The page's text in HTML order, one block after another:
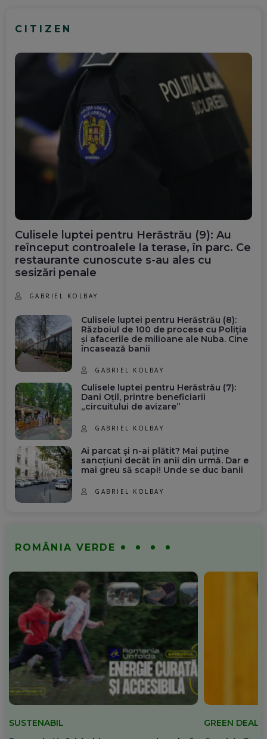
CITIZEN
Culisele luptei pentru Herăstrău (9): Au
reînceput controalele la terase, în parc. Ce
restaurante cunoscute s-au ales cu
sesizări penale
GABRIEL KOLBAY
Culisele luptei pentru Herăstrău (8):
Războiul de 100 de procese cu Poliția
și afacerile de milioane ale Nuba. Cine
încasează banii
GABRIEL KOLBAY
Culisele luptei pentru Herăstrău (7):
Dani Oțil, printre beneficiarii
„circuitului de avizare”
GABRIEL KOLBAY
Ai parcat și n-ai plătit? Mai puține
sancțiuni decât în anii din urmă. Dar e
mai greu să scapi! Unde se duc banii
GABRIEL KOLBAY
ROMÂNIA VERDE
SUSTENABIL GREEN DEAL